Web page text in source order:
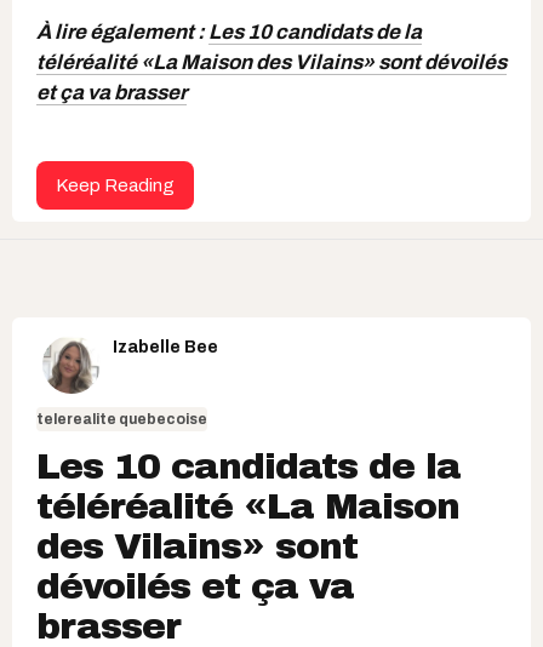
À lire également :Les 10 candidats de la
téléréalité «La Maison des Vilains» sont dévoilés
et ça va brasser
Keep Reading
Izabelle Bee
telerealite quebecoise
Les 10 candidats de la
téléréalité «La Maison
des Vilains» sont
dévoilés et ça va
brasser